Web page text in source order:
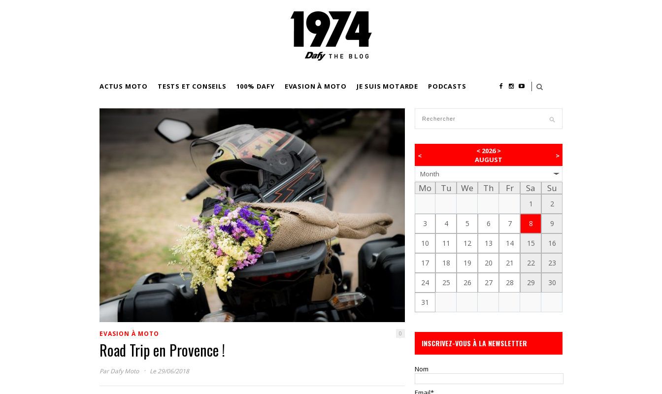
ACTUS MOTO TESTS ET CONSEILS 100% DAFY EVASION À MOTO JE SUIS MOTARDE PODCASTS
EVASION À MOTO 0
Road Trip en Provence !
ParDafy Moto · Le 29/06/2018
<
< 2026>
AUGUST
>
Month
Mo Tu We Th Fr Sa Su
1 2
3 4 5 6 7 8 9
10 11 12 13 14 15 16
17 18 19 20 21 22 23
24 25 26 27 28 29 30
31
INSCRIVEZ-VOUS À LA NEWSLETTER
Nom